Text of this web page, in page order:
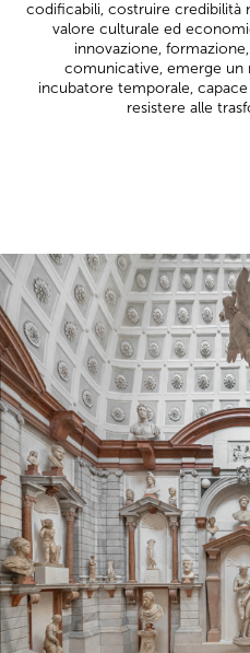
codificabili, costruire credibilità
valore culturale ed
innovazione,
comunicative, emerge un
incubatore temporale,
resistere alle